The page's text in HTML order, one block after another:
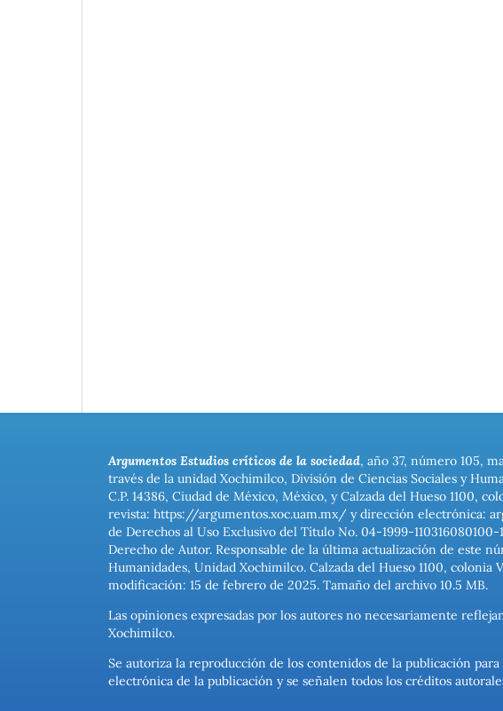
Argumentos Estudios críticos de la sociedad, año 37, número 105,
través de la unidad Xochimilco, División de Ciencias Sociales y
C.P. 14386, Ciudad de México, México, y Calzada del Hueso 1100,
revista: https://argumentos.xoc.uam.mx/ y dirección electrónica:
de Derechos al Uso Exclusivo del Título No. 04-1999-
Derecho de Autor. Responsable de la última actualización de este
Humanidades, Unidad Xochimilco. Calzada del Hueso 1100,
modificación: 15 de febrero de 2025. Tamaño del archivo 10.5 MB.
Las opiniones expresadas por los autores no necesariamente
Xochimilco.
Se autoriza la reproducción de los contenidos de la publicación
electrónica de la publicación y se señalen todos los créditos